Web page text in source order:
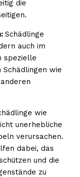
die
Schädlinge
auch im
spezielle
Schädlingen wie
wie
unerhebliche
verursachen.
dabei, das
und die
zu